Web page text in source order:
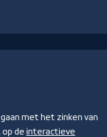
met het zinken van
de interactieve